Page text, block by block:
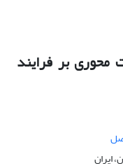
محوری بر فرایند
ایران